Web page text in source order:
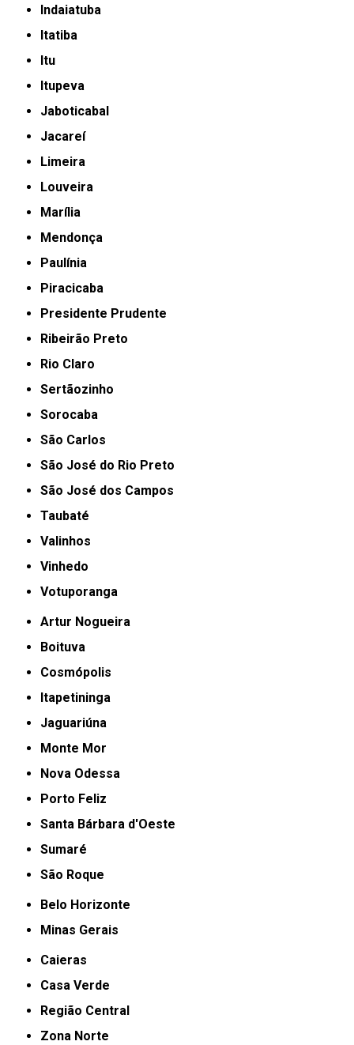
Indaiatuba
Itatiba
Itu
Itupeva
Jaboticabal
Jacareí
Limeira
Louveira
Marília
Mendonça
Paulínia
Piracicaba
Presidente Prudente
Ribeirão Preto
Rio Claro
Sertãozinho
Sorocaba
São Carlos
São José do Rio Preto
São José dos Campos
Taubaté
Valinhos
Vinhedo
Votuporanga
Artur Nogueira
Boituva
Cosmópolis
Itapetininga
Jaguariúna
Monte Mor
Nova Odessa
Porto Feliz
Santa Bárbara d'Oeste
Sumaré
São Roque
Belo Horizonte
Minas Gerais
Caieras
Casa Verde
Região Central
Zona Norte